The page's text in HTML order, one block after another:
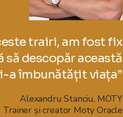
trairi, am fost fix
să descopăr această
a îmbunătățit viața”
Alexandru Stanciu, MOTY
Trainer și creator Moty Oracle